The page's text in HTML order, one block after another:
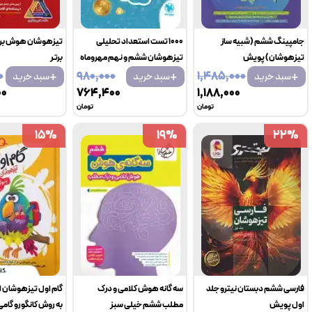
جامپینگ ششم (شبیه ساز
تیزهوشان) پویش
+سبد خرید
۱٬۴۸۵٬۰۰۰
۱٬۱۸۸٬۰۰۰
تومان
1000 تست استعداد تحلیلی
تیزهوشان ششم و نهم مهروماه
+سبد خرید
۹۸۰٬۰۰۰
۷۶۴٬۴۰۰
تومان
تیزهوشان هوش
برتر
+سبد خرید
فارسی ششم دبستان نیترو جلد
اول پویش
22%
22%
سه گانه هوش کلامی و درک
مطلب ششم خیلی سبز
19%
19%
گام اول تیزهوشان
به روش کانگورو
15%
15%